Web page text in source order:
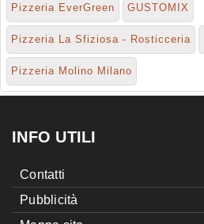
Pizzeria EverGreen GUSTOMIX
Pizzeria La Sfiziosa - Rosticceria
Pizzeria Molino Milano
INFO UTILI
Contatti
Pubblicità